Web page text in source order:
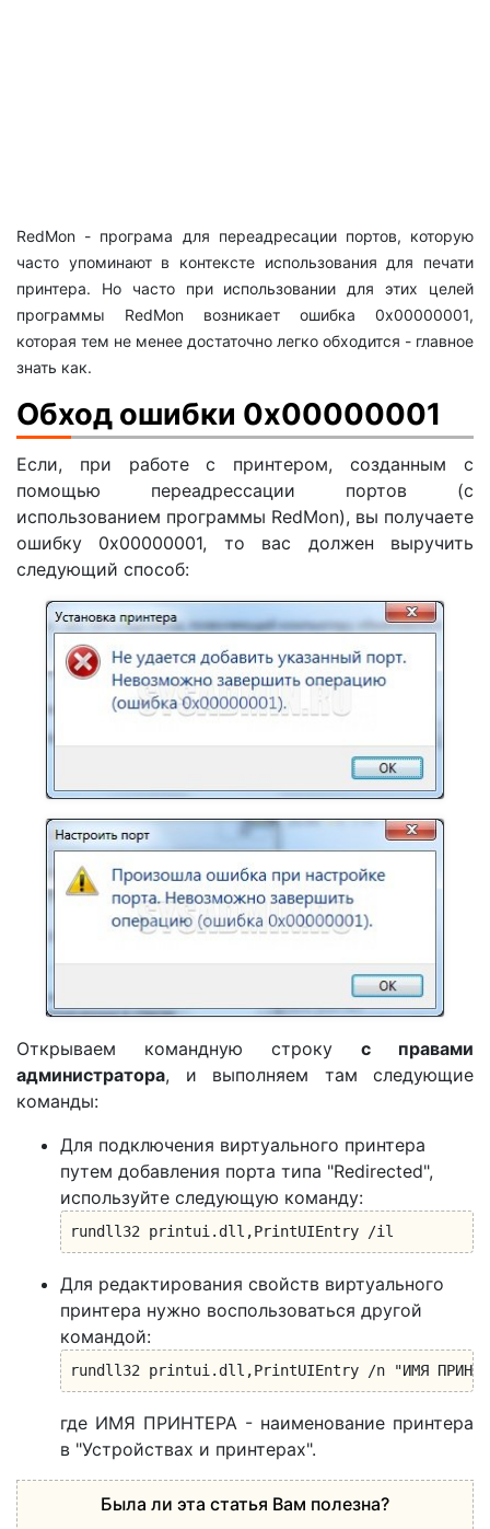
RedMon - програма для переадресации портов, которую
часто упоминают в контексте использования для печати
принтера. Но часто при использовании для этих целей
программы RedMon возникает ошибка 0x00000001,
которая тем не менее достаточно легко обходится - главное
знать как.
Обход ошибки 0x00000001
Если, при работе с принтером, созданным с
помощью переадрессации портов (с
использованием программы RedMon), вы получаете
ошибку 0x00000001, то вас должен выручить
следующий способ:
Открываем командную строку с правами
администратора, и выполняем там следующие
команды:
Для подключения виртуального принтера
путем добавления порта типа "Redirected",
используйте следующую команду:
rundll32 printui.dll,PrintUIEntry /il
Для редактирования свойств виртуального
принтера нужно воспользоваться другой
командой:
rundll32 printui.dll,PrintUIEntry /n "ИМЯ
где ИМЯ ПРИНТЕРА - наименование принтера
в "Устройствах и принтерах".
Была ли эта статья Вам полезна?